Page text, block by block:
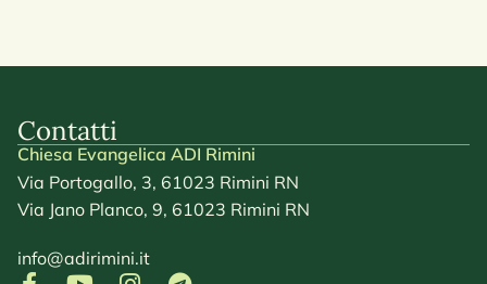
Contatti
Chiesa Evangelica ADI Rimini
Via Portogallo, 3, 61023 Rimini RN
Via Jano Planco, 9, 61023 Rimini RN
info@adirimini.it